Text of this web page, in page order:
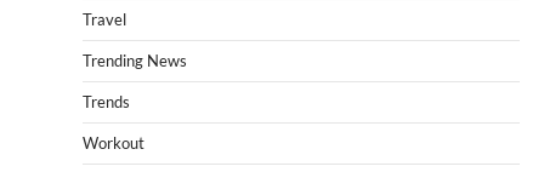
Travel
Trending News
Trends
Workout